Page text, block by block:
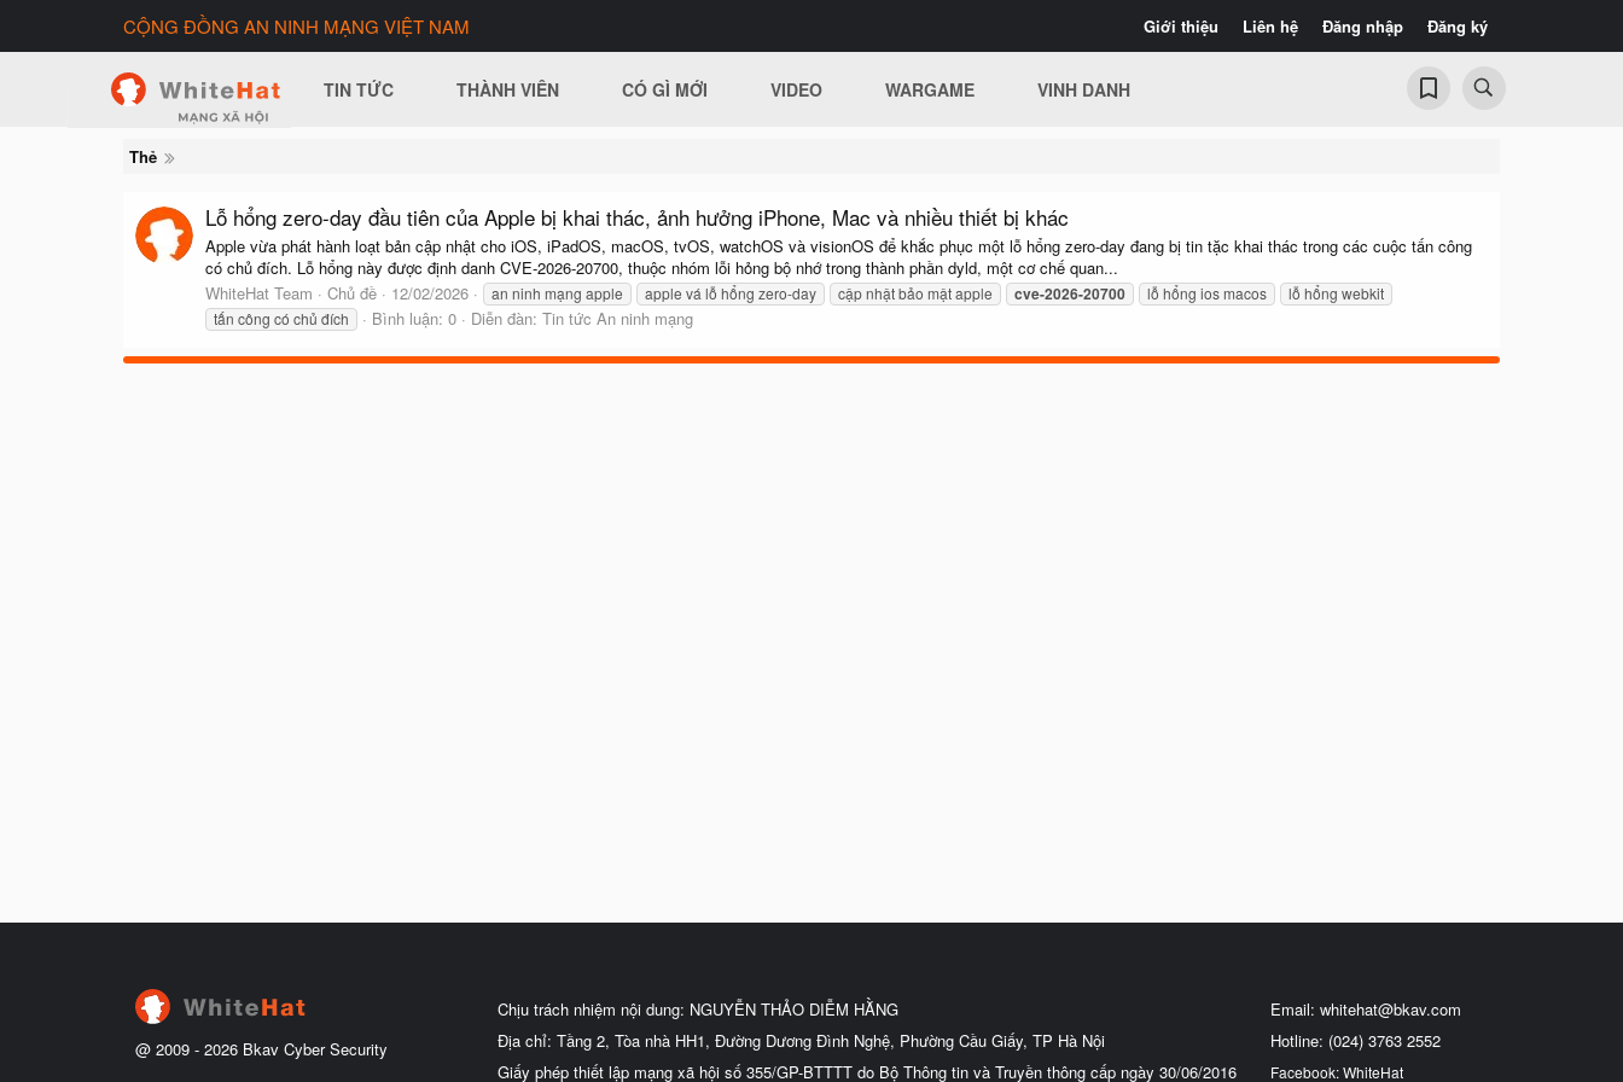
Giới thiệu Liên hệ Đăng nhập Đăng ký
CỘNG ĐỒNG AN NINH MẠNG VIỆT NAM
TIN TỨC THÀNH VIÊN CÓ GÌ MỚI VIDEO WARGAME VINH DANH
Thẻ
Lỗ hổng zero-day đầu tiên của Apple bị khai thác, ảnh hưởng iPhone, Mac và nhiều thiết bị khác
Apple vừa phát hành loạt bản cập nhật cho iOS, iPadOS, macOS, tvOS, watchOS và visionOS để khắc phục một lỗ hổng zero-day đang bị tin tặc khai thác trong các cuộc tấn công
có chủ đích. Lỗ hổng này được định danh CVE-2026-20700, thuộc nhóm lỗi hỏng bộ nhớ trong thành phần dyld, một cơ chế quan...
WhiteHat Team
Chủ đề 12/02/2026 an ninh mạng apple apple vá lỗ hổng zero-day cập nhật bảo mật apple cve-2026-20700 lỗ hổng ios macos
lỗ hổng webkit
tấn công có chủ đích
Bình luận: 0 Diễn đàn: Tin tức An ninh mạng
@ 2009 - 2026 Bkav Cyber Security
Chịu trách nhiệm nội dung: NGUYỄN THẢO DIỄM HẰNG
Địa chỉ: Tầng 2, Tòa nhà HH1, Đường Dương Đình Nghệ, Phường Cầu Giấy, TP Hà Nội
Giấy phép thiết lập mạng xã hội số 355/GP-BTTTT do Bộ Thông tin và Truyền thông cấp ngày 30/06/2016
Email: whitehat@bkav.com
Hotline: (024) 3763 2552
Facebook: WhiteHat